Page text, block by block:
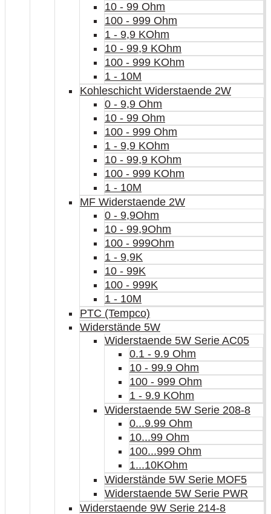
10 - 99 Ohm
100 - 999 Ohm
1 - 9,9 KOhm
10 - 99,9 KOhm
100 - 999 KOhm
1 - 10M
Kohleschicht Widerstaende 2W
0 - 9,9 Ohm
10 - 99 Ohm
100 - 999 Ohm
1 - 9,9 KOhm
10 - 99,9 KOhm
100 - 999 KOhm
1 - 10M
MF Widerstaende 2W
0 - 9,9Ohm
10 - 99,9Ohm
100 - 999Ohm
1 - 9,9K
10 - 99K
100 - 999K
1 - 10M
PTC (Tempco)
Widerstände 5W
Widerstaende 5W Serie AC05
0.1 - 9.9 Ohm
10 - 99.9 Ohm
100 - 999 Ohm
1 - 9.9 KOhm
Widerstaende 5W Serie 208-8
0...9.99 Ohm
10...99 Ohm
100...999 Ohm
1...10KOhm
Widerstände 5W Serie MOF5
Widerstaende 5W Serie PWR
Widerstaende 9W Serie 214-8